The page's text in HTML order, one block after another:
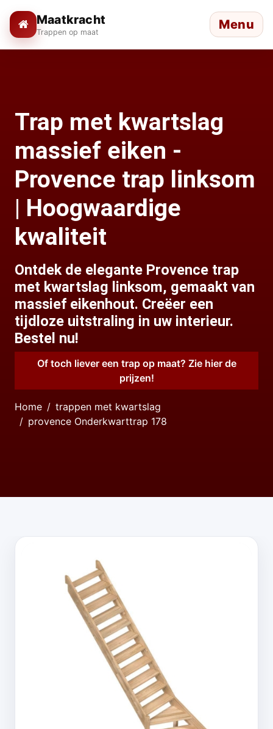
Maatkracht
Trappen op maat Menu
Trap met kwartslag
massief eiken -
Provence trap linksom
| Hoogwaardige
kwaliteit
Ontdek de elegante Provence trap
met kwartslag linksom, gemaakt van
massief eikenhout. Creëer een
tijdloze uitstraling in uw interieur.
Bestel nu!
Of toch liever een trap op maat? Zie hier de
prijzen!
Home
trappen met kwartslag
provence Onderkwarttrap 178